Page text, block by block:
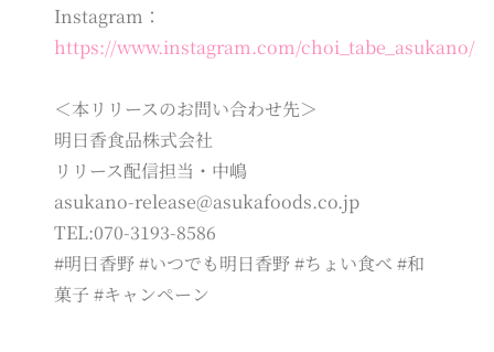
Instagram：
https://www.instagram.com/choi_tabe_asukano/
＜本リリースのお問い合わせ先＞
明日香食品株式会社
リリース配信担当・中嶋
asukano-release@asukafoods.co.jp
TEL:070-3193-8586
#明日香野 #いつでも明日香野 #ちょい食べ #和
菓子 #キャンペーン